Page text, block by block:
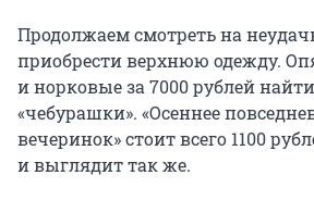
Продолжаем смотреть на
приобрести верхнюю одежду.
и норковые за 7000 рублей
«чебурашки». «Осеннее
вечеринок» стоит всего 1100
и выглядит так же.